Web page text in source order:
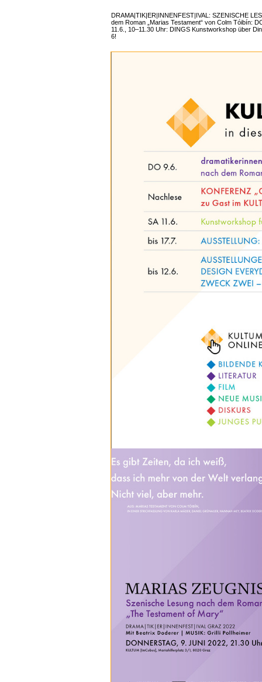
DRAMA|TIK|ER|INNENFEST|IVAL: SZENISCHE
dem Roman „Marias Testament“ von Colm Tóibín:
11.6., 10–11.30 Uhr: DINGS Kunstworkshop über
6!